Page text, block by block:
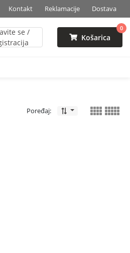
Kontakt Reklamacije Dostava
se /
Košarica
0
Poređaj: